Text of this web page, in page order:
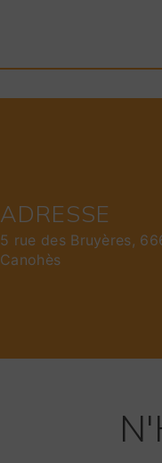
ADRESSE
5 rue des Bruyères,
Canohès